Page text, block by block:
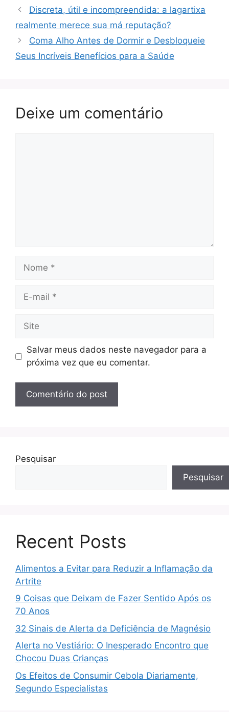
Discreta, útil e incompreendida: a lagartixa
realmente merece sua má reputação?
Coma Alho Antes de Dormir e Desbloqueie
Seus Incríveis Benefícios para a Saúde
Deixe um comentário
Nome
Site
Salvar meus dados neste navegador para a
próxima vez que eu comentar.
Pesquisar
Pesquisar
Recent Posts
Alimentos a Evitar para Reduzir a Inflamação da
Artrite
9 Coisas que Deixam de Fazer Sentido Após os
70 Anos
32 Sinais de Alerta da Deficiência de Magnésio
Alerta no Vestiário: O Inesperado Encontro que
Chocou Duas Crianças
Os Efeitos de Consumir Cebola Diariamente,
Segundo Especialistas